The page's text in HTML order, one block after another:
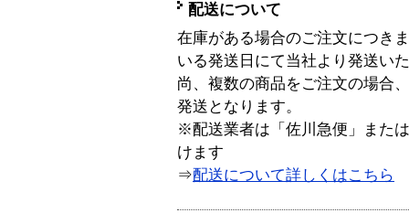
配送について
在庫がある場合のご注文につき
いる発送日にて当社より発送い
尚、複数の商品をご注文の場合
発送となります。
※配送業者は「佐川急便」また
けます
⇒配送について詳しくはこちら